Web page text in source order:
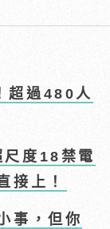
超過480人
度18禁電
接上！
事，但你